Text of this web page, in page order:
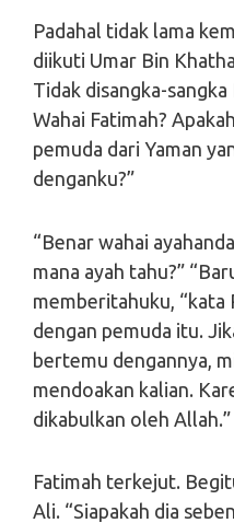
Padahal tidak lama
diikuti Umar Bin
Tidak disangka-
Wahai Fatimah?
pemuda dari Yaman
denganku?”
“Benar wahai
mana ayah tahu?”
memberitahuku, “kata
dengan pemuda itu.
bertemu dengannya,
mendoakan kalian.
dikabulkan oleh Allah.”
Fatimah terkejut.
Ali. “Siapakah dia